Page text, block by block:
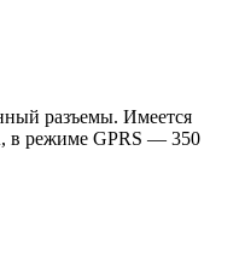
разъемы. Имеется
в режиме GPRS — 350